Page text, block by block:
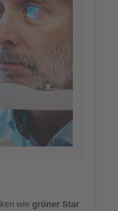
wie grüner Star